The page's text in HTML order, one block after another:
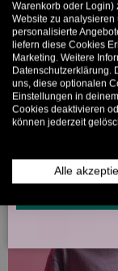
Bis zu 11%
5% ab
E-Mail
INFOS
KLICK
Warenkorb oder Login)
Website zu
personalisierte
liefern diese Cookies
Marketing. Weitere
Datenschutzerklärung.
uns, diese optionalen
Einstellungen in
Cookies deaktivieren
können jederzeit
Alle